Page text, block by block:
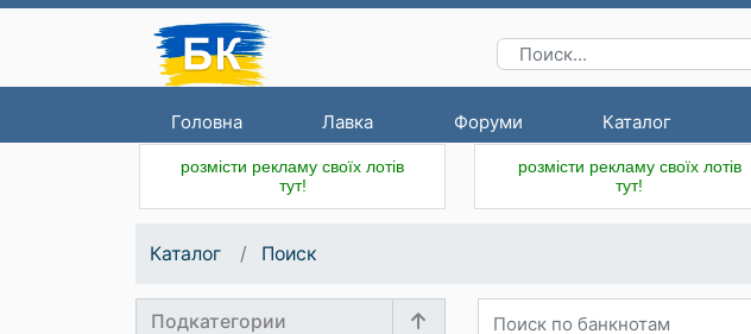
Головна Лавка Форуми Каталог
розмісти рекламу своїх лотів
тут!
розмісти рекламу своїх лотів
тут!
Каталог Поиск
Подкатегории